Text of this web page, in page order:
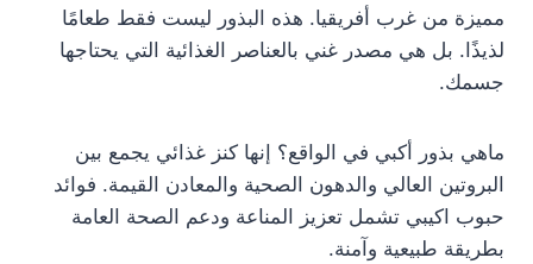
مميزة من غرب أفريقيا. هذه البذور ليست فقط طعامًا
لذيذًا. بل هي مصدر غني بالعناصر الغذائية التي يحتاجها
جسمك.
ماهي بذور أكبي في الواقع؟ إنها كنز غذائي يجمع بين
البروتين العالي والدهون الصحية والمعادن القيمة. فوائد
حبوب اكيبي تشمل تعزيز المناعة ودعم الصحة العامة
بطريقة طبيعية وآمنة.